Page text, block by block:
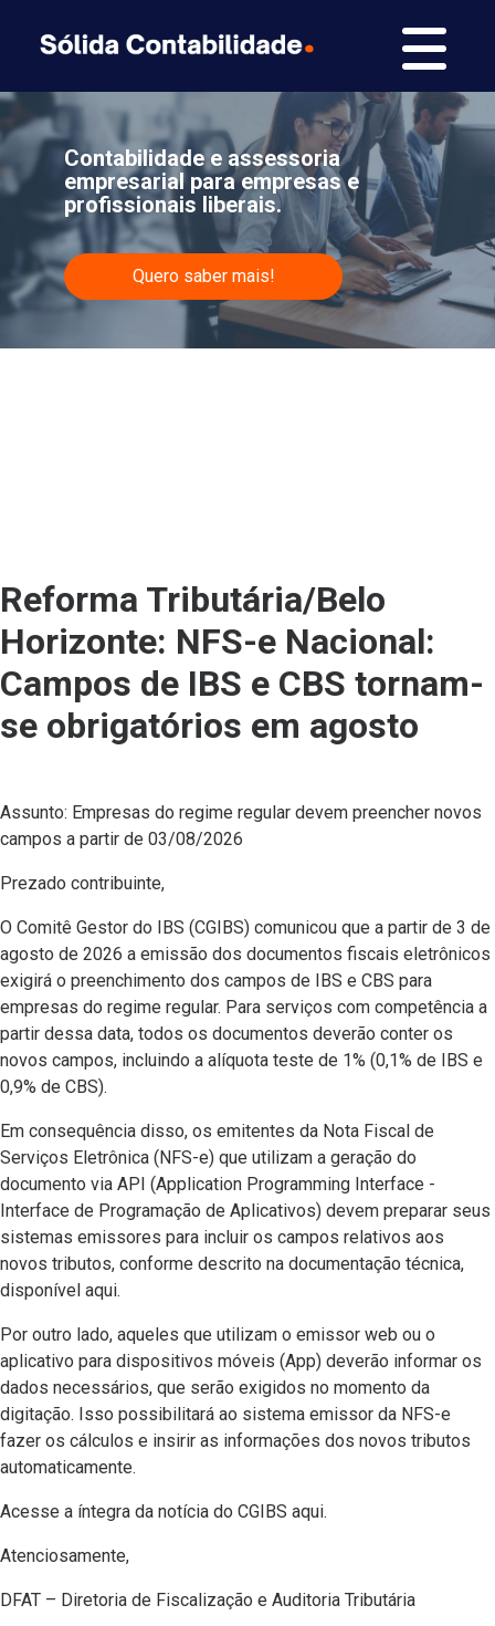
Contabilidade e assessoria
empresarial para empresas e
profissionais liberais.
Quero saber mais!
Reforma Tributária/Belo
Horizonte: NFS-e Nacional:
Campos de IBS e CBS tornam-
se obrigatórios em agosto
Assunto: Empresas do regime regular devem preencher novos
campos a partir de 03/08/2026
Prezado contribuinte,
O Comitê Gestor do IBS (CGIBS) comunicou que a partir de 3 de
agosto de 2026 a emissão dos documentos fiscais eletrônicos
exigirá o preenchimento dos campos de IBS e CBS para
empresas do regime regular. Para serviços com competência a
partir dessa data, todos os documentos deverão conter os
novos campos, incluindo a alíquota teste de 1% (0,1% de IBS e
0,9% de CBS).
Em consequência disso, os emitentes da Nota Fiscal de
Serviços Eletrônica (NFS-e) que utilizam a geração do
documento via API (Application Programming Interface -
Interface de Programação de Aplicativos) devem preparar seus
sistemas emissores para incluir os campos relativos aos
novos tributos, conforme descrito na documentação técnica,
disponível aqui.
Por outro lado, aqueles que utilizam o emissor web ou o
aplicativo para dispositivos móveis (App) deverão informar os
dados necessários, que serão exigidos no momento da
digitação. Isso possibilitará ao sistema emissor da NFS-e
fazer os cálculos e insirir as informações dos novos tributos
automaticamente.
Acesse a íntegra da notícia do CGIBS aqui.
Atenciosamente,
DFAT – Diretoria de Fiscalização e Auditoria Tributária